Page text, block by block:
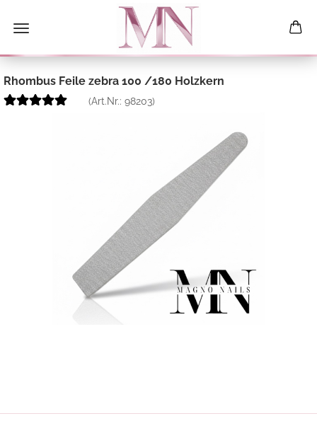
Rhombus Feile zebra 100 /180 Holzkern
(Art.Nr.: 98203)